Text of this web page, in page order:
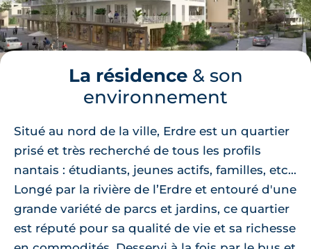
La résidence& son
environnement
Situé au nord de la ville, Erdre est un quartier
prisé et très recherché de tous les profils
nantais : étudiants, jeunes actifs, familles, etc...
Longé par la rivière de l’Erdre et entouré d'une
grande variété de parcs et jardins, ce quartier
est réputé pour sa qualité de vie et sa richesse